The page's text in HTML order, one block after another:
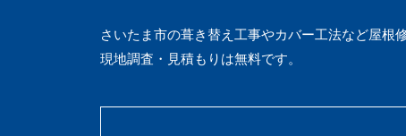
さいたま市の葺き替え工事やカバー工法など屋根
現地調査・見積もりは無料です。